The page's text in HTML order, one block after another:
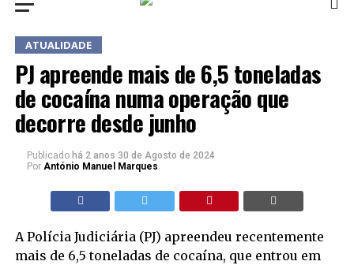
ATUALIDADE
PJ apreende mais de 6,5 toneladas
de cocaína numa operação que
decorre desde junho
Publicado há 2 anos 30 de Agosto de 2024
Por António Manuel Marques
A Polícia Judiciária (PJ) apreendeu recentemente
mais de 6,5 toneladas de cocaína, que entrou em